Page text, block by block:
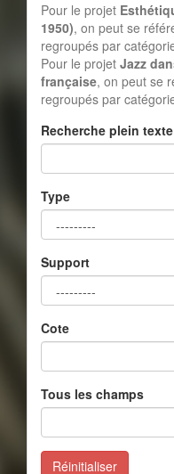
Pour le projet
1950), on peut se
regroupés par
Pour le projet Jazz
française, on peut se
regroupés par
Recherche plein texte
Type
Support
Cote
Tous les champs
Réinitialiser